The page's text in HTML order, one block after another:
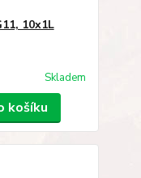
10x1L
Skladem
košíku